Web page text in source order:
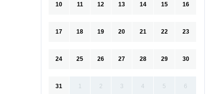
10 11 12 13 14 15 16
17 18 19 20 21 22 23
24 25 26 27 28 29 30
31 1 2 3 4 5 6